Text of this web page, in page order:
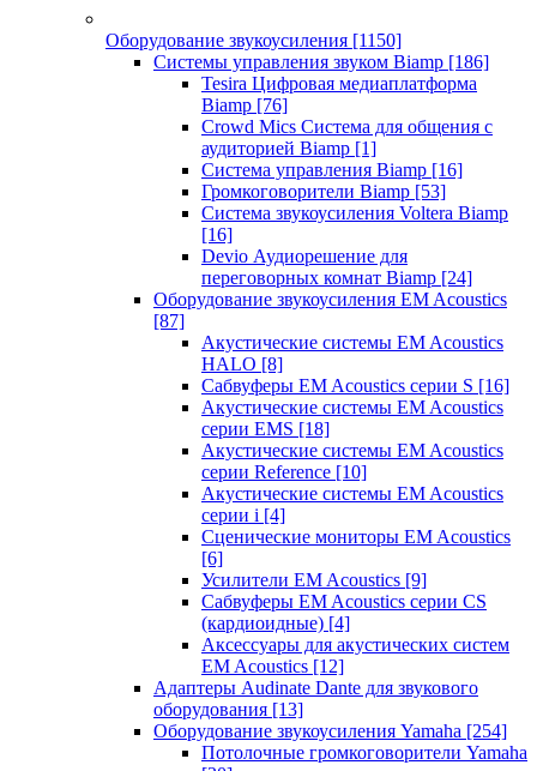
Оборудование звукоусиления [1150]
Системы управления звуком Biamp [186]
Tesira Цифровая медиаплатформа
Biamp [76]
Crowd Mics Система для общения с
аудиторией Biamp [1]
Система управления Biamp [16]
Громкоговорители Biamp [53]
Система звукоусиления Voltera Biamp
[16]
Devio Аудиорешение для
переговорных комнат Biamp [24]
Оборудование звукоусиления EM Acoustics
[87]
Акустические системы EM Acoustics
HALO [8]
Сабвуферы EM Acoustics серии S [16]
Акустические системы EM Acoustics
серии EMS [18]
Акустические системы EM Acoustics
серии Reference [10]
Акустические системы EM Acoustics
серии i [4]
Сценические мониторы EM Acoustics
[6]
Усилители EM Acoustics [9]
Сабвуферы EM Acoustics серии CS
(кардиоидные) [4]
Аксессуары для акустических систем
EM Acoustics [12]
Адаптеры Audinate Dante для звукового
оборудования [13]
Оборудование звукоусиления Yamaha [254]
Потолочные громкоговорители Yamaha